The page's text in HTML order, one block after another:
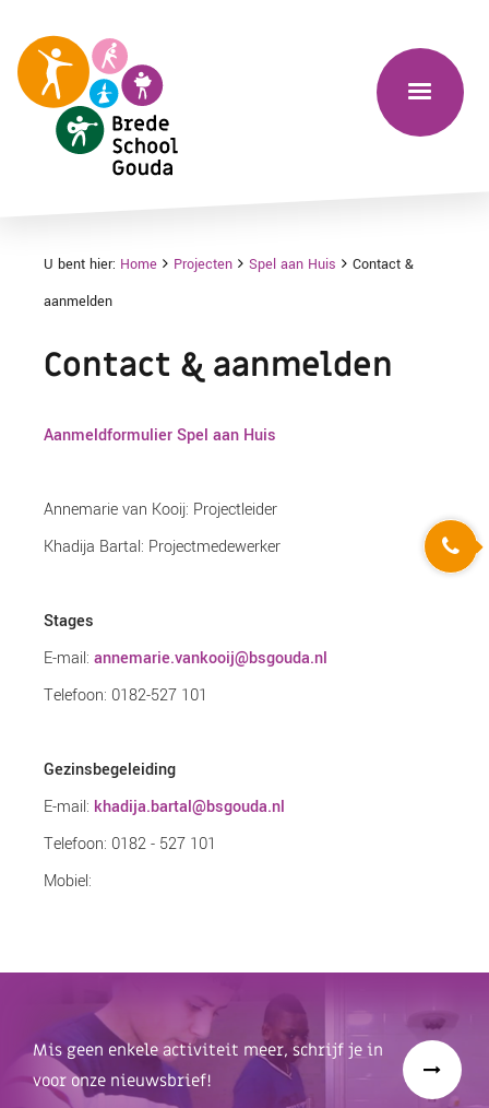
U bent hier: Home Projecten Spel aan Huis
Contact &
aanmelden
Contact & aanmelden
Aanmeldformulier Spel aan Huis
Annemarie van Kooij: Projectleider
Khadija Bartal: Projectmedewerker
Stages
E-mail: annemarie.vankooij@bsgouda.nl
Telefoon: 0182-527 101
Gezinsbegeleiding
E-mail: khadija.bartal@bsgouda.nl
Telefoon: 0182 - 527 101
Mobiel:
Mis geen enkele activiteit meer, schrijf je in
voor onze nieuwsbrief!